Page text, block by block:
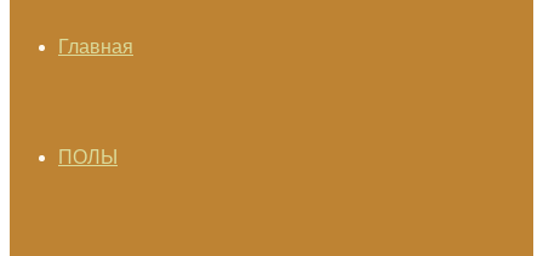
Главная
ПОЛЫ